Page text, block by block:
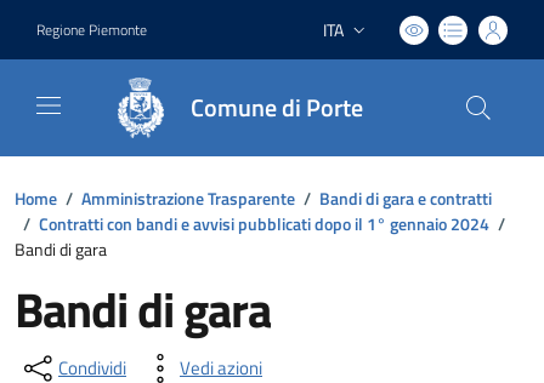
Regione Piemonte Lingua attiva:
ITA
Comune di Porte
Home / Amministrazione Trasparente / Bandi di gara e contratti
/ Contratti con bandi e avvisi pubblicati dopo il 1° gennaio 2024 /
Bandi di gara
Bandi di gara
Condividi Vedi azioni